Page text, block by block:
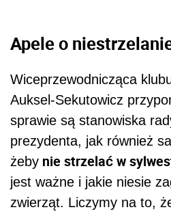
Apele o
Wiceprzewodnicząca
Auksel-Sekutowicz
sprawie są stanowiska
prezydenta, jak również
żeby nie strzelać w
jest ważne i jakie niesie
zwierząt. Liczymy na to,